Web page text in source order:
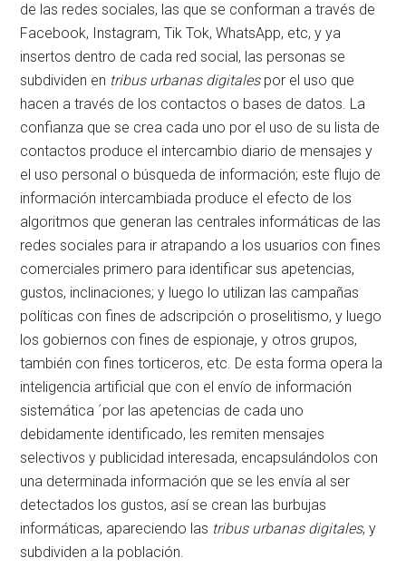
de las redes sociales, las que se conforman a través de
Facebook, Instagram, Tik Tok, WhatsApp, etc, y ya
insertos dentro de cada red social, las personas se
subdividen en tribus urbanas digitalespor el uso que
hacen a través de los contactos o bases de datos. La
confianza que se crea cada uno por el uso de su lista de
contactos produce el intercambio diario de mensajes y
el uso personal o búsqueda de información; este flujo de
información intercambiada produce el efecto de los
algoritmos que generan las centrales informáticas de las
redes sociales para ir atrapando a los usuarios con fines
comerciales primero para identificar sus apetencias,
gustos, inclinaciones; y luego lo utilizan las campañas
políticas con fines de adscripción o proselitismo, y luego
los gobiernos con fines de espionaje, y otros grupos,
también con fines torticeros, etc. De esta forma opera la
inteligencia artificial que con el envío de información
sistemática ´por las apetencias de cada uno
debidamente identificado, les remiten mensajes
selectivos y publicidad interesada, encapsulándolos con
una determinada información que se les envía al ser
detectados los gustos, así se crean las burbujas
informáticas, apareciendo las tribus urbanas digitales, y
subdividen a la población.